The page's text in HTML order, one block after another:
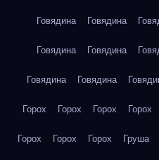
Говядина Говядина
Говядина Говядина
Говядина Говядина
Горох Горох Горох Горох
Горох Горох Горох Груша